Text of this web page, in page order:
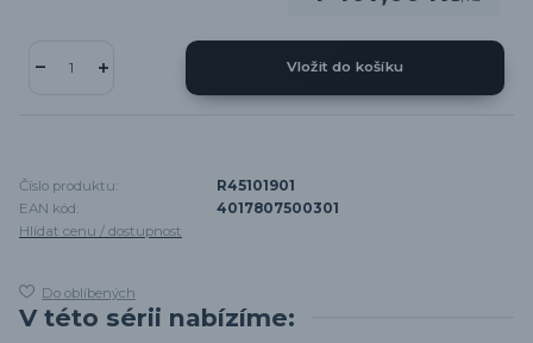
Vložit do košíku
Číslo produktu:
R45101901
EAN kód:
4017807500301
Hlídat cenu / dostupnost
Do oblíbených
V této sérii nabízíme: